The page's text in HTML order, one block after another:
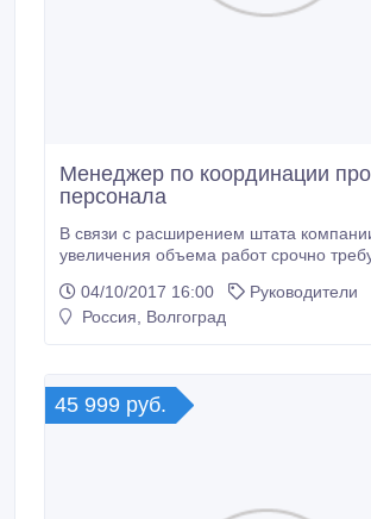
Менеджер по координации
персонала
В связи с расширением штата
увеличения объема работ срочно
собеседований Выдача им заданий
отчётности Требования: Опытный пользователь ПК
04/10/2017 16:00
Руководители
Россия, Волгоград
45 999 руб.